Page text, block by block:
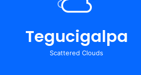
Tegucigalpa
Scattered Clouds